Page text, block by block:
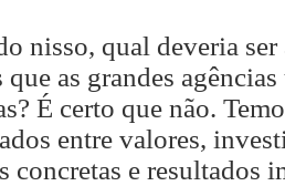
nisso, qual deveria
que as grandes
É certo que não.
entre valores,
concretas e resultados